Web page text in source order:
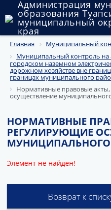
Администрация
образования
муниципальный
края
Округ
Администрация
Муниципальные закупки
Муниципальное
Главная
Муниципальный
Муниципальный контроль на
городском наземном
дорожном хозяйстве вне
границах муниципального
Нормативные правовые
осуществление
НОРМАТИВНЫЕ
РЕГУЛИРУЮЩИЕ
Элемент не найден!
Возврат к